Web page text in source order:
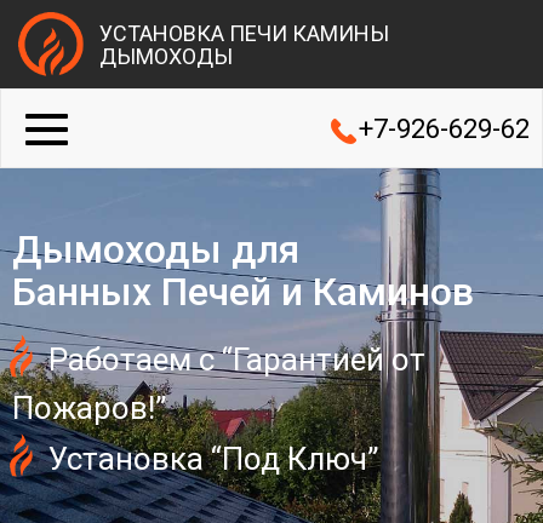
УСТАНОВКА ПЕЧИ КАМИНЫ
ДЫМОХОДЫ
+7-926-629-62
Дымоходы для
Банных Печей и Каминов
Работаем с “Гарантией от
Пожаров!”
Установка “Под Ключ”